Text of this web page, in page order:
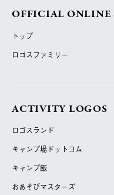
OFFICIAL ONLINE
トップ
ロゴスファミリー
ACTIVITY LOGOS
ロゴスランド
キャンプ場ドットコム
キャンプ飯
おあそびマスターズ